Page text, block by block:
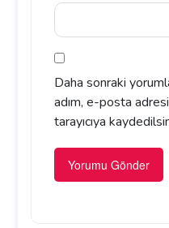
Daha sonraki
adım, e-posta
tarayıcıya